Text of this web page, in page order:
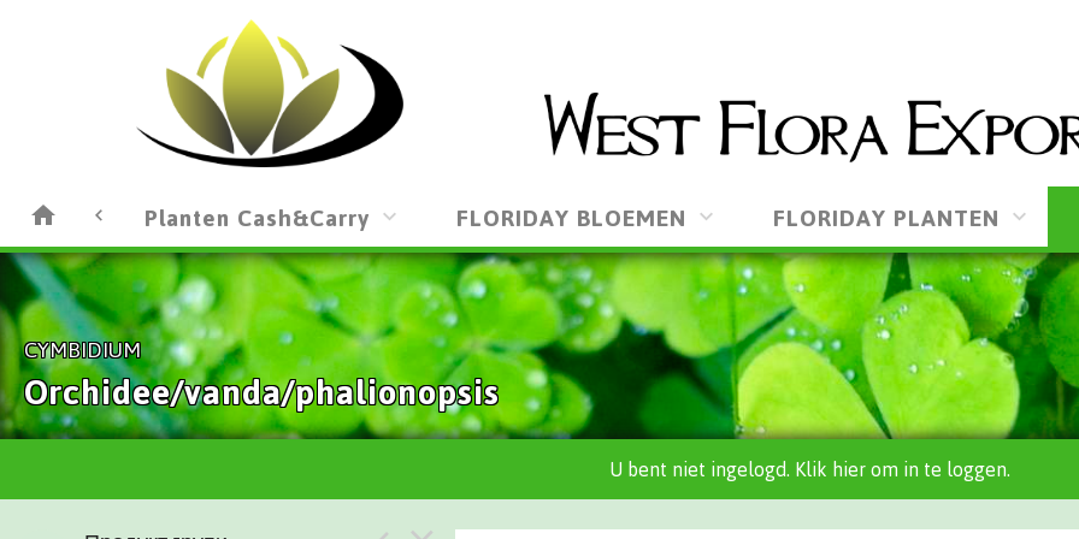
Planten Cash&Carry FLORIDAY BLOEMEN FLORIDAY PLANTEN
CYMBIDIUM
Orchidee/vanda/phalionopsis
U bent niet ingelogd. Klik hier om in te loggen.